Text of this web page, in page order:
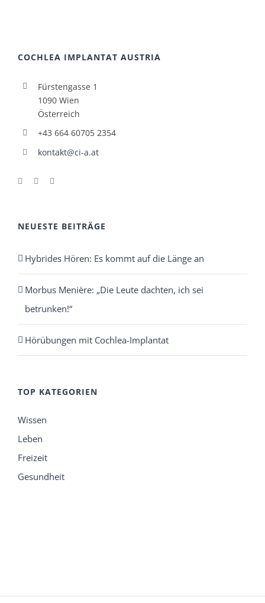
COCHLEA IMPLANTAT AUSTRIA
Fürstengasse 1
1090 Wien
Österreich
+43 664 60705 2354
kontakt@ci-a.at
NEUESTE BEITRÄGE
Hybrides Hören: Es kommt auf die Länge an
Morbus Menière: „Die Leute dachten, ich sei
betrunken!“
Hörübungen mit Cochlea-Implantat
TOP KATEGORIEN
Wissen
Leben
Freizeit
Gesundheit